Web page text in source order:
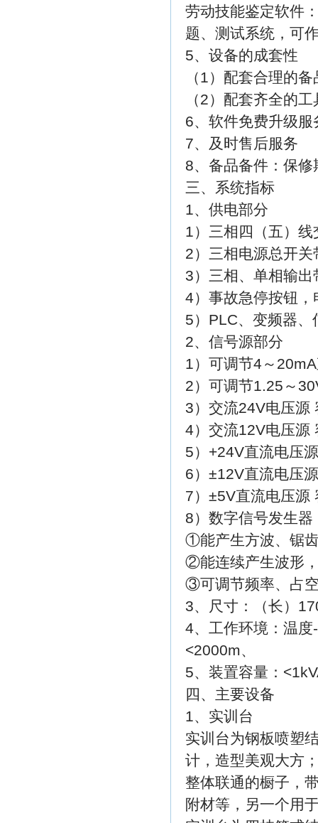
劳动技能鉴定软件
题、测试系统，可
5、设备的成套性
（1）配套合理的
（2）配套齐全的
6、软件免费升级服
7、及时售后服务
8、备品备件：保
三、系统指标
1、供电部分
1）三相四（五）线
2）三相电源总开
3）三相、单相输
4）事故急停按钮
5）PLC、变频器
2、信号源部分
1）可调节4～
2）可调节1.25～
3）交流24V电压源
4）交流12V电压源
5）+24V直流电压
6）±12V直流电压
7）±5V直流电压源
8）数字信号发生器
①能产生方波、锯
②能连续产生波形
③可调节频率、占
3、尺寸：（长）
4、工作环境：温
<2000m、
5、装置容量：
四、主要设备
1、实训台
实训台为钢板喷塑
计，造型美观大方
整体联通的橱子，
附材等，另一个用